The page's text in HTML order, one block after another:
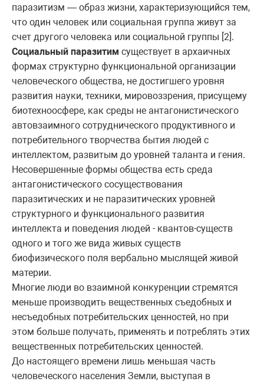
паразитизм — образ жизни, характеризующийся тем,
что один человек или социальная группа живут за
счет другого человека или социальной группы [2].
Социальный паразитим существует в архаичных
формах структурно функциональной организации
человеческого общества, не достигшего уровня
развития науки, техники, мировоззрения, присущему
биотехноосфере, как среды не антагонистического
автовзаимного сотруднического продуктивного и
потребительного творчества бытия людей с
интеллектом, развитым до уровней таланта и гения.
Несовершенные формы общества есть среда
антагонистического сосуществования
паразитических и не паразитических уровней
структурного и функционального развития
интеллекта и поведения людей - квантов-существ
одного и того же вида живых существ
биофизического поля вербально мыслящей живой
материи.
Многие люди во взаимной конкуренции стремятся
меньше производить вещественных съедобных и
несъедобных потребительских ценностей, но при
этом больше получать, применять и потреблять этих
вещественных потребительских ценностей.
До настоящего времени лишь меньшая часть
человеческого населения Земли, выступая в